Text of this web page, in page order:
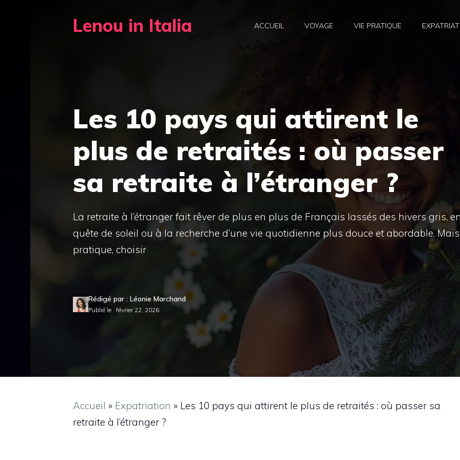
Lenou in Italia ACCUEIL VOYAGE VIE PRATIQUE
Les 10 pays qui attirent le
plus de retraités : où passer
sa retraite à l’étranger ?
La retraite à l’étranger fait rêver de plus en plus de Français lassés des hivers gris,
quête de soleil ou à la recherche d’une vie quotidienne plus douce et abordable.
pratique, choisir
Rédigé par : Léonie Marchand
Publié le : février 22, 2026
Accueil » Expatriation » Les 10 pays qui attirent le plus de retraités : où passer sa
retraite à l’étranger ?